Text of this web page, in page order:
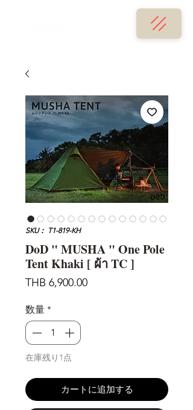
SKU： T1-819-KH
DoD " MUSHA " One Pole
Tent Khaki [ ผ้า TC ]
THB 6,900.00価
数量 *
在庫残り1点
カートに追加する